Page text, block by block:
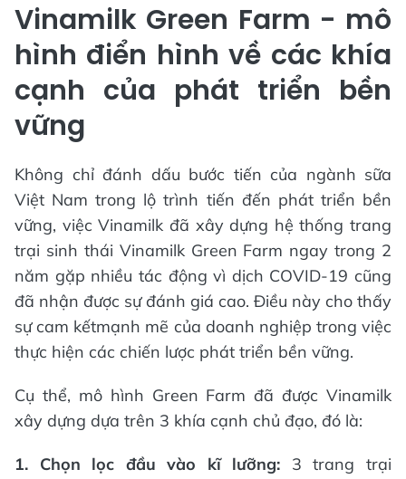
Vinamilk Green Farm - mô
hình điển hình về các khía
cạnh của phát triển bền
vững
Không chỉ đánh dấu bước tiến của ngành sữa
Việt Nam trong lộ trình tiến đến phát triển bền
vững, việc Vinamilk đã xây dựng hệ thống trang
trại sinh thái Vinamilk Green Farm ngay trong 2
năm gặp nhiều tác động vì dịch COVID-19 cũng
đã nhận được sự đánh giá cao. Điều này cho thấy
sự cam kếtmạnh mẽ của doanh nghiệp trong việc
thực hiện các chiến lược phát triển bền vững.
Cụ thể, mô hình Green Farm đã được Vinamilk
xây dựng dựa trên 3 khía cạnh chủ đạo, đó là:
1. Chọn lọc đầu vào kĩ lưỡng: 3 trang trại